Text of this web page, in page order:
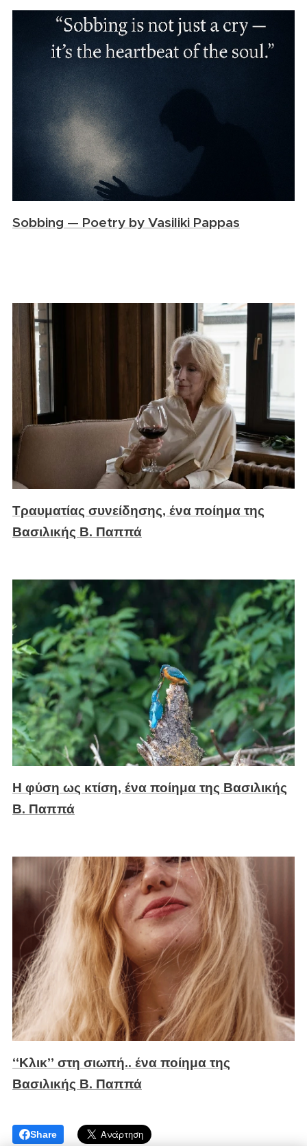
Sobbing — Poetry by Vasiliki Pappas
Τραυματίας συνείδησης, ένα ποίημα της
Βασιλικής Β. Παππά
Η φύση ως κτίση, ένα ποίημα της Βασιλικής
Β. Παππά
“Κλικ” στη σιωπή.. ένα ποίημα της
Βασιλικής Β. Παππά
Share